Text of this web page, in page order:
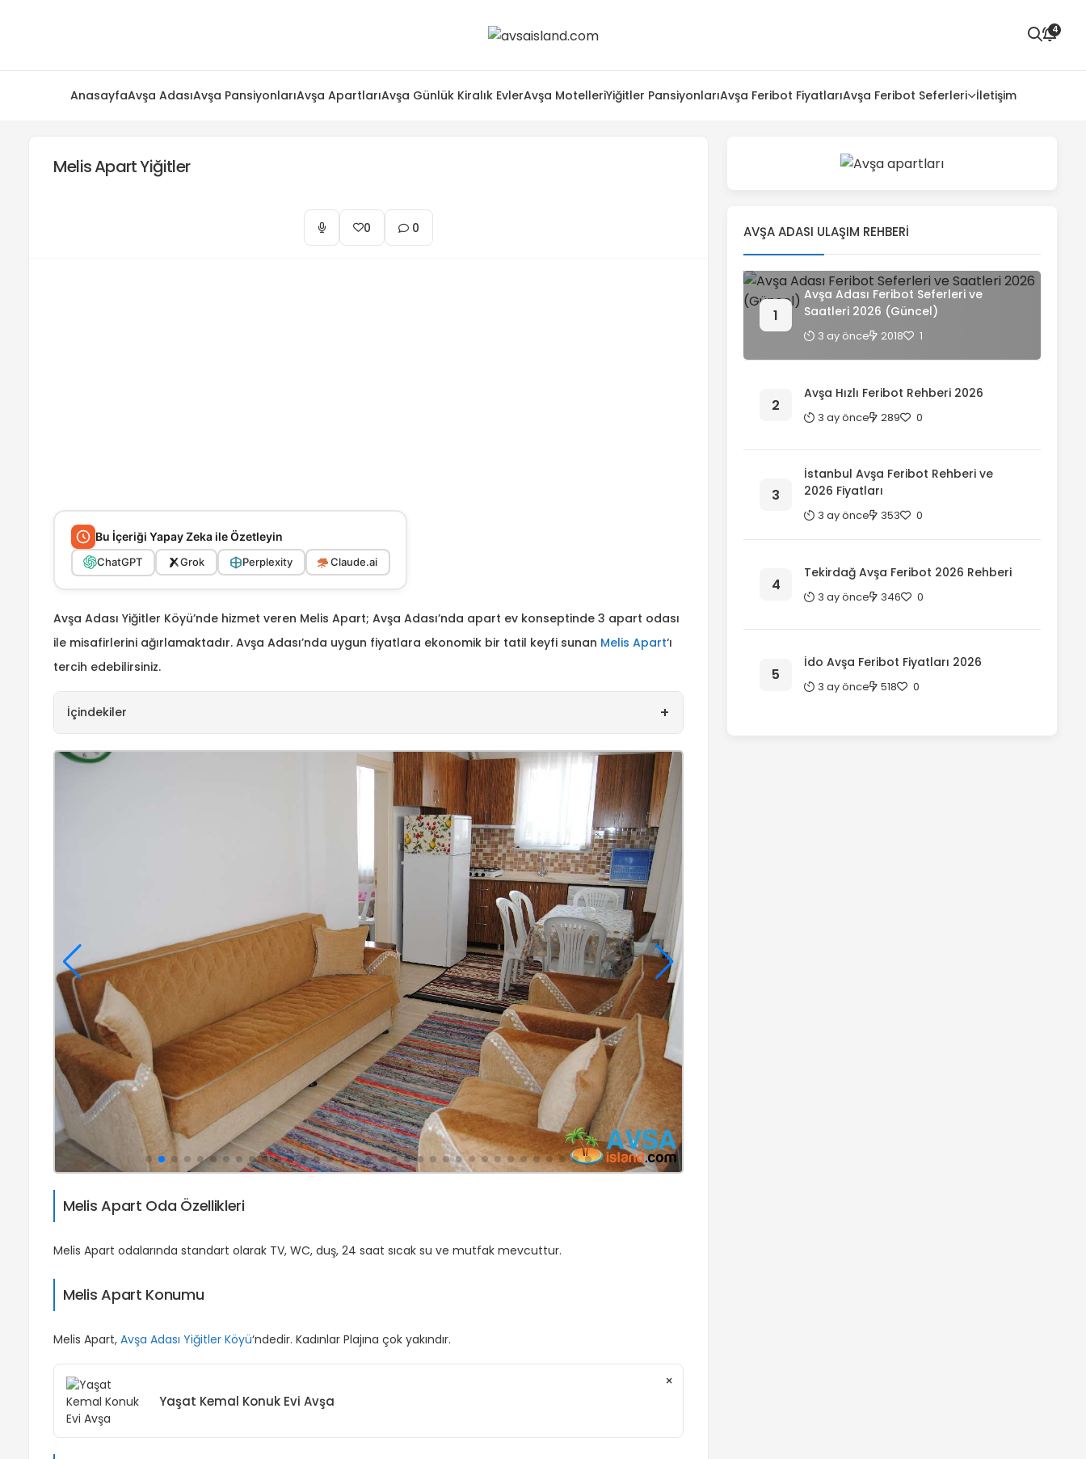
4
AnasayfaAvşa AdasıAvşa PansiyonlarıAvşa ApartlarıAvşa Günlük Kiralık EvlerAvşa MotelleriYiğitler PansiyonlarıAvşa Feribot FiyatlarıAvşa Feribot Seferleri İletişim
Melis Apart Yiğitler
0 0
Bu İçeriği Yapay Zeka ile Özetleyin
ChatGPT Grok Perplexity Claude.ai
Avşa Adası Yiğitler Köyü’nde hizmet veren Melis Apart; Avşa Adası’nda apart ev konseptinde 3 apart odası
ile misafirlerini ağırlamaktadır. Avşa Adası’nda uygun fiyatlara ekonomik bir tatil keyfi sunan Melis Apart‘ı
tercih edebilirsiniz.
İçindekiler +
Melis Apart Oda Özellikleri
Melis Apart odalarında standart olarak TV, WC, duş, 24 saat sıcak su ve mutfak mevcuttur.
Melis Apart Konumu
Melis Apart, Avşa Adası Yiğitler Köyü‘ndedir. Kadınlar Plajına çok yakındır.
Yaşat Kemal Konuk Evi Avşa
×
AVŞA ADASI ULAŞIM REHBERI
Avşa Adası Feribot Seferleri ve
Saatleri 2026 (Güncel)
3 ay önce 2018 1
Avşa Hızlı Feribot Rehberi 2026
3 ay önce 289 0
İstanbul Avşa Feribot Rehberi ve
2026 Fiyatları
3 ay önce 353 0
Tekirdağ Avşa Feribot 2026 Rehberi
3 ay önce 346 0
İdo Avşa Feribot Fiyatları 2026
3 ay önce 518 0